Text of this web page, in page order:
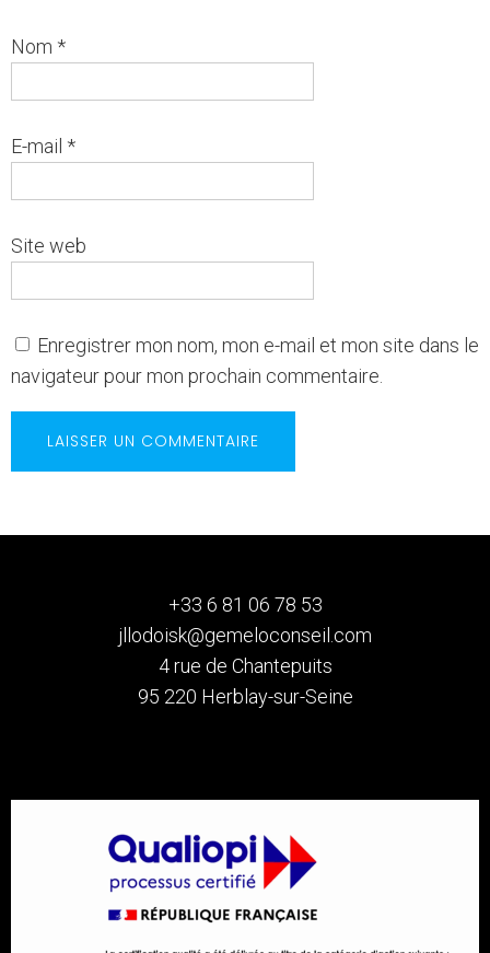
Nom *
E-mail *
Site web
Enregistrer mon nom, mon e-mail et mon site dans le
navigateur pour mon prochain commentaire.
+33 6 81 06 78 53
jllodoisk@gemeloconseil.com
4 rue de Chantepuits
95 220 Herblay-sur-Seine